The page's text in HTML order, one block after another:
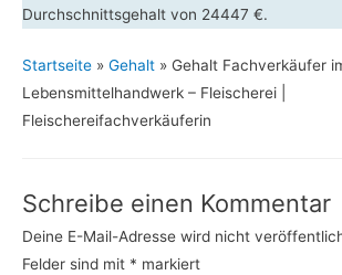
Durchschnittsgehalt von 24447 €.
Startseite » Gehalt » Gehalt Fachverkäufer
Lebensmittelhandwerk – Fleischerei |
Fleischereifachverkäuferin
Schreibe einen Kommentar
Deine E-Mail-Adresse wird nicht
Felder sind mit * markiert